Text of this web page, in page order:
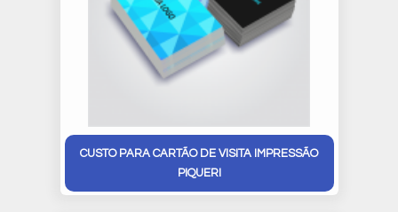
CUSTO PARA CARTÃO DE VISITA IMPRESSÃO
PIQUERI